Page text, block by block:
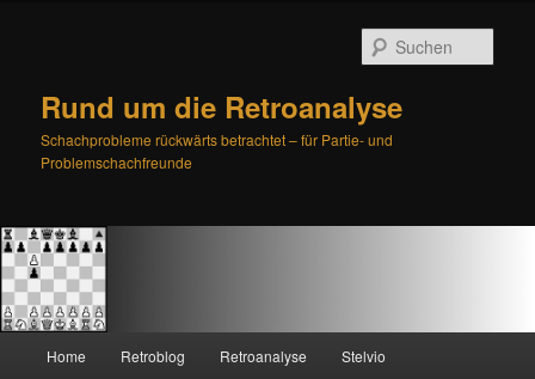
Rund um die Retroanalyse
Schachprobleme rückwärts betrachtet – für Partie- und
Problemschachfreunde
Zum
Zum
Home Retroblog Retroanalyse Stelvio